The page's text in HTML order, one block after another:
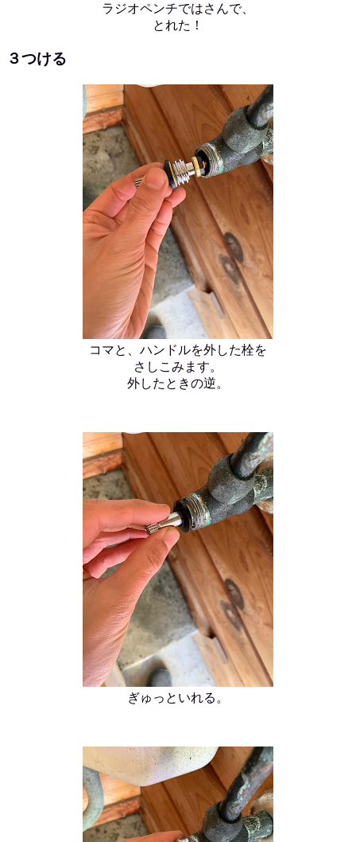
ラジオペンチではさんで、
とれた！
３つける
コマと、ハンドルを外した栓を
さしこみます。
外したときの逆。
ぎゅっといれる。